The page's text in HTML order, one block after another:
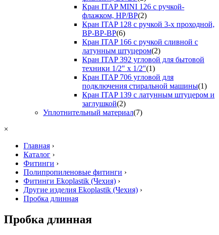
Кран ITAP MINI 126 с ручкой-
флажком, НР/ВР(2)
Кран ITAP 128 с ручкой 3-х проходной,
ВР-ВР-ВР(6)
Кран ITAP 166 с ручкой сливной с
латунным штуцером(2)
Кран ITAP 392 угловой для бытовой
техники 1/2" х 1/2"(1)
Кран ITAP 706 угловой для
подключения стиральной машины(1)
Кран ITAP 139 с латунным штуцером и
заглушкой(2)
Уплотнительный материал(7)
×
Главная ›
Каталог ›
Фитинги ›
Полипропиленовые фитинги ›
Фитинги Ekoplastik (Чехия) ›
Другие изделия Ekoplastik (Чехия) ›
Пробка длинная
Пробка длинная